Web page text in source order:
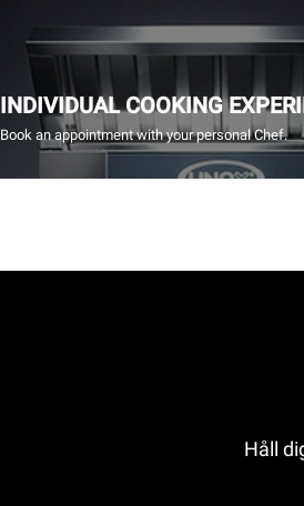
INDIVIDUAL COOKING
Book an appointment with your personal Chef.
Håll